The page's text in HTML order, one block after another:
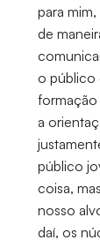
para
de
o público
a
público
coisa,
nosso
daí, os